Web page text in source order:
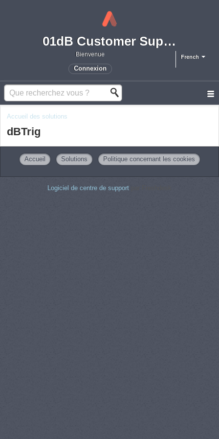
01dB Customer Support
French
Bienvenue
Connexion
Accueil des solutions
dBTrig
Accueil Solutions Politique concernant les cookies
Logiciel de centre de support